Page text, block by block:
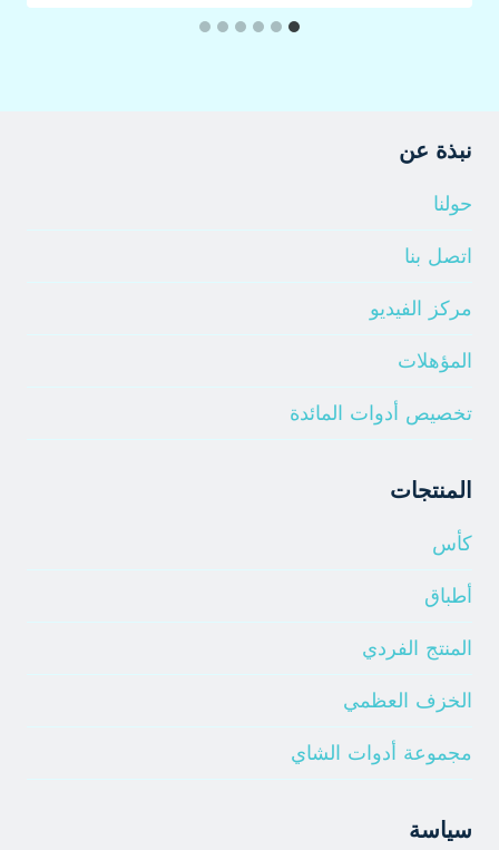
نبذة عن
حولنا
اتصل بنا
مركز الفيديو
المؤهلات
تخصيص أدوات المائدة
المنتجات
كأس
أطباق
المنتج الفردي
الخزف العظمي
مجموعة أدوات الشاي
سياسة